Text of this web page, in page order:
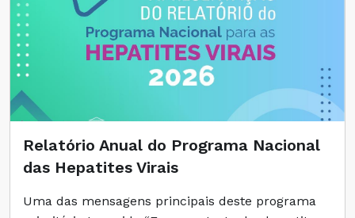
Relatório Anual do Programa Nacional
das Hepatites Virais
Uma das mensagens principais deste programa